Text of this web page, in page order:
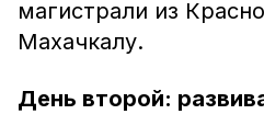
магистрали из
Махачкалу.
День второй: